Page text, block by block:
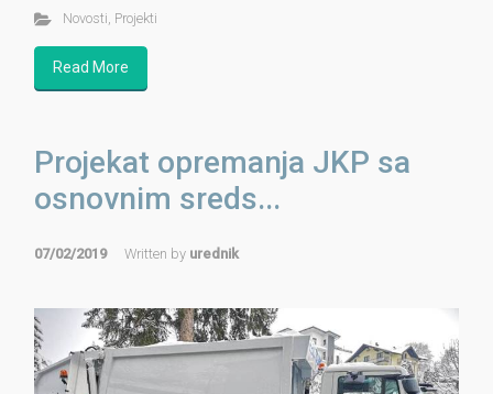
Novosti Projekti
Read More
Projekat opremanja JKP sa
osnovnim sreds...
07/02/2019 Written by urednik